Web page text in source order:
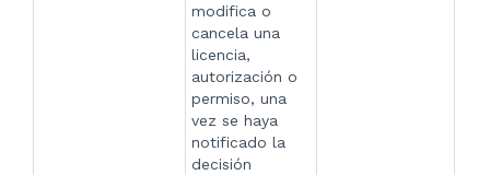
modifica o
cancela una
licencia,
autorización o
permiso, una
vez se haya
notificado la
decisión